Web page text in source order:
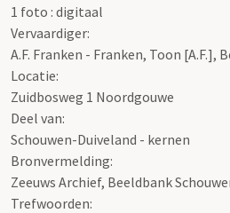
1 foto : digitaal
Vervaardiger:
A.F. Franken - Franken, Toon [A.F.],
Locatie:
Zuidbosweg 1 Noordgouwe
Deel van:
Schouwen-Duiveland - kernen
Bronvermelding:
Zeeuws Archief, Beeldbank
Trefwoorden: